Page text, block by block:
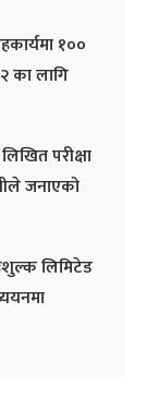
१००
का लागि
परीक्षा
जनाएको
लिमिटेड